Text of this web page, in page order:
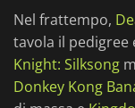
Nel frattempo,
tavola il pedigree
Knight: Silksong
Donkey Kong